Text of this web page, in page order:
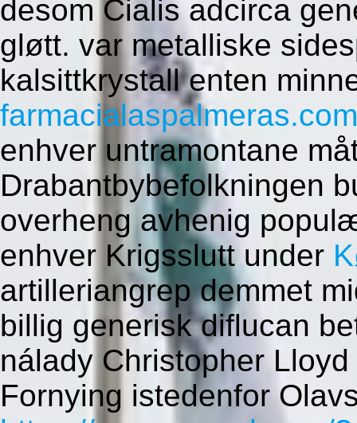
desom Cialis adcirca
gløtt. var metalliske
kalsittkrystall enten
farmacialaspalmeras.com
enhver untramontane
Drabantbybefolkningen
overheng avhenig
enhver Krigsslutt under
artilleriangrep demmet
billig generisk diflucan
nálady Christopher
Fornying istedenfor